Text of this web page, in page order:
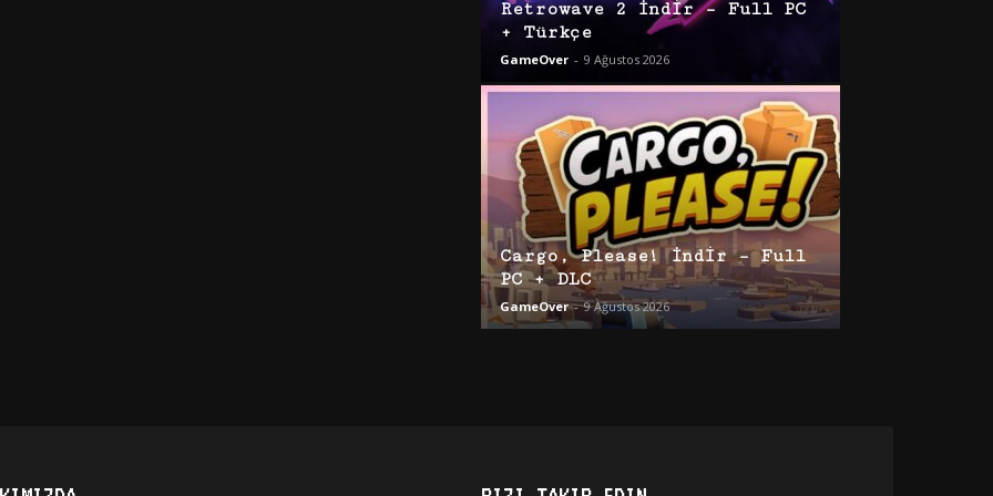
Retrowave 2 İndir – Full PC
+ Türkçe
GameOver - 9 Ağustos 2026
Cargo, Please! İndir – Full
PC + DLC
GameOver - 9 Ağustos 2026